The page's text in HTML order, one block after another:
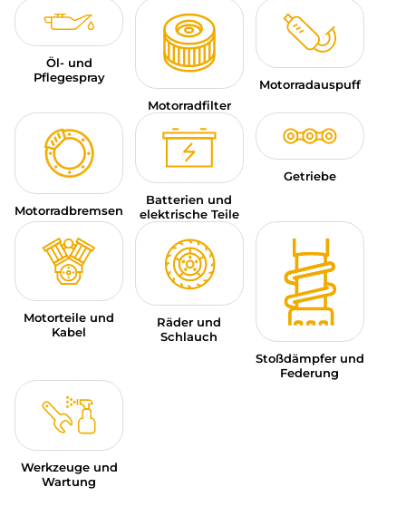
SPEZIELLE ANGEBOTE UND SONDERAKTIONEN
GESCHENKKARTEN
DE | EUR € — ÄNDERN
MARKEN
KONTAKTIEREN SIE UNS
Öl- und
Pflegespray
Motorradfilter
Motorradauspuff
Motorradbremsen
Batterien und
elektrische Teile
Getriebe
Motorteile und
Kabel
Räder und
Schlauch
Stoßdämpfer und
Federung
Werkzeuge und
Wartung